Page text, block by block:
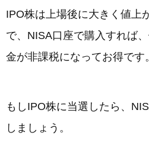
IPO株は上場後に大きく値上
で、NISA口座で購入すれば
金が非課税になってお得です。
もしIPO株に当選したら、
しましょう。